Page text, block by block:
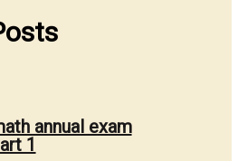
annual exam
1